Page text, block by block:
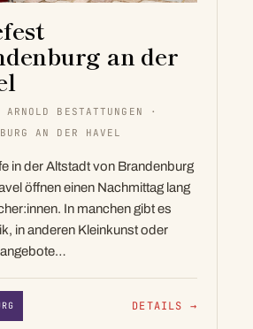
an der
ARNOLD BESTATTUNGEN ·
AN DER HAVEL
in der Altstadt von Brandenburg
öffnen einen Nachmittag lang
In manchen gibt es
in anderen Kleinkunst oder
DETAILS →